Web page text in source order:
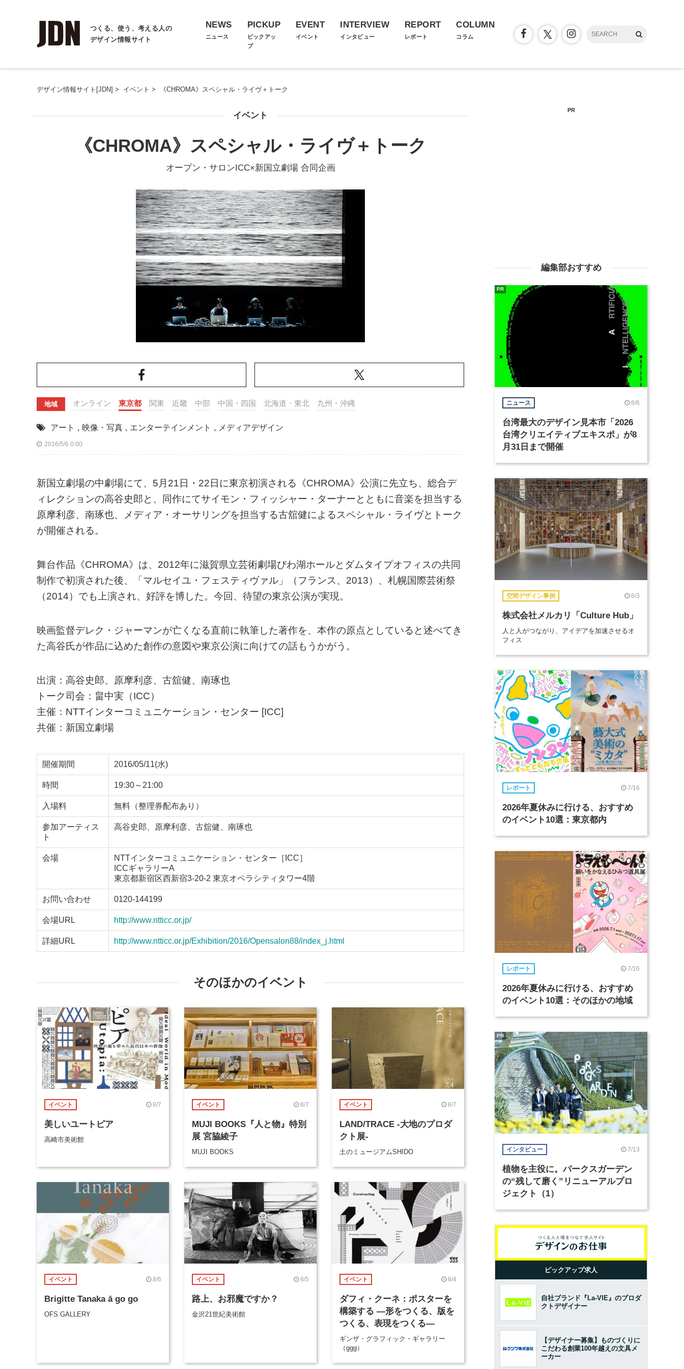
つくる、使う、考える人の
デザイン情報サイト
NEWS
ニュース
PICKUP
ピックアッ
プ
EVENT
イベント
INTERVIEW
インタビュー
REPORT
レポート
COLUMN
コラム
デザイン情報サイト[JDN] > イベント > 《CHROMA》スペシャル・ライヴ＋トーク
イベント
《CHROMA》スペシャル・ライヴ＋トーク
オープン・サロンICC×新国立劇場 合同企画
地域 オンライン 東京都 関東 近畿 中部 中国・四国 北海道・東北 九州・沖縄
アート , 映像・写真 , エンターテインメント , メディアデザイン
2016/5/6 0:00
新国立劇場の中劇場にて、5月21日・22日に東京初演される《CHROMA》公演に先立ち、総合デ
ィレクションの高谷史郎と、同作にてサイモン・フィッシャー・ターナーとともに音楽を担当する
原摩利彦、南琢也、メディア・オーサリングを担当する古舘健によるスペシャル・ライヴとトーク
が開催される。
舞台作品《CHROMA》は、2012年に滋賀県立芸術劇場びわ湖ホールとダムタイプオフィスの共同
制作で初演された後、「マルセイユ・フェスティヴァル」（フランス、2013）、札幌国際芸術祭
（2014）でも上演され、好評を博した。今回、待望の東京公演が実現。
映画監督デレク・ジャーマンが亡くなる直前に執筆した著作を、本作の原点としていると述べてき
た高谷氏が作品に込めた創作の意図や東京公演に向けての話もうかがう。
出演：高谷史郎、原摩利彦、古舘健、南琢也
トーク司会：畠中実（ICC）
主催：NTTインターコミュニケーション・センター [ICC]
共催：新国立劇場
開催期間 2016/05/11(水)
時間 19:30～21:00
入場料 無料（整理券配布あり）
参加アーティス
ト
高谷史郎、原摩利彦、古舘健、南琢也
会場
NTTインターコミュニケーション・センター［ICC］
ICCギャラリーA
東京都新宿区西新宿3-20-2 東京オペラシティタワー4階
お問い合わせ 0120-144199
会場URL http://www.ntticc.or.jp/
詳細URL http://www.ntticc.or.jp/Exhibition/2016/Opensalon88/index_j.html
そのほかのイベント
イベント 8/7
美しいユートピア
高崎市美術館
イベント 8/7
MUJI BOOKS『人と物』特別
展 宮脇綾子
MUJI BOOKS
イベント 8/7
LAND/TRACE -大地のプロダ
クト展-
土のミュージアムSHIDO
イベント 8/6
Brigitte Tanaka ā go go
OFS GALLERY
イベント 8/5
路上、お邪魔ですか？
金沢21世紀美術館
イベント 8/4
ダフィ・クーネ：ポスターを
構築する ―形をつくる、版を
つくる、表現をつくる―
ギンザ・グラフィック・ギャラリー
（ggg）
PR
編集部おすすめ
ニュース 8/6
台湾最大のデザイン見本市「2026
台湾クリエイティブエキスポ」が8
月31日まで開催
PR
空間デザイン事例 8/3
株式会社メルカリ「Culture Hub」
人と人がつながり、アイデアを加速させるオ
フィス
レポート 7/16
2026年夏休みに行ける、おすすめ
のイベント10選：東京都内
レポート 7/16
2026年夏休みに行ける、おすすめ
のイベント10選：そのほかの地域
インタビュー 7/13
植物を主役に。パークスガーデン
の“残して磨く”リニューアルプロ
ジェクト（1）
PR
ピックアップ求人
自社ブランド『La-VIE』のプロダ
クトデザイナー
【デザイナー募集】ものづくりに
こだわる創業100年越えの文具メ
ーカー